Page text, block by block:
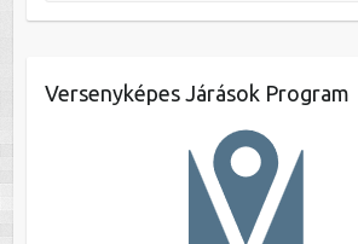
Versenyképes Járások Program